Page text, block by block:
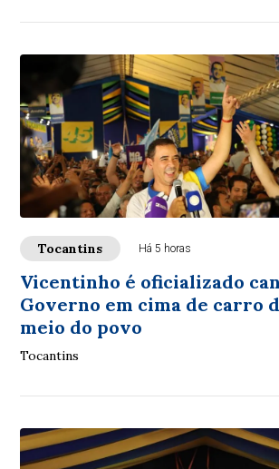
Tocantins Há 5 horas
Vicentinho é oficializado
Governo em cima de carro
meio do povo
Tocantins